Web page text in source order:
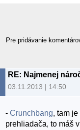
Pre pridávanie
03.11.2013 | 14:50
-Crunchbang, tam
prehliadača, to máš